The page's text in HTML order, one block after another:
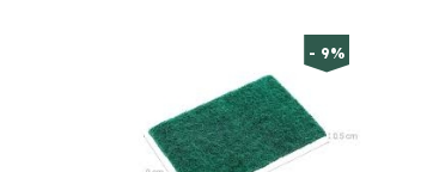
- 9%